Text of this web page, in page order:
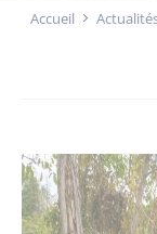
Accueil